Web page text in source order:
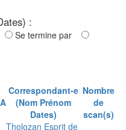
:
Se termine par
Correspondant-e
(Nom Prénom
Dates)
Nombre
de
scan(s)
Tholozan Esprit de